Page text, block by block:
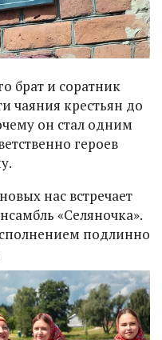
брат и соратник
чаяния крестьян до
он стал одним
героев
нас встречает
«Селяночка».
подлинно